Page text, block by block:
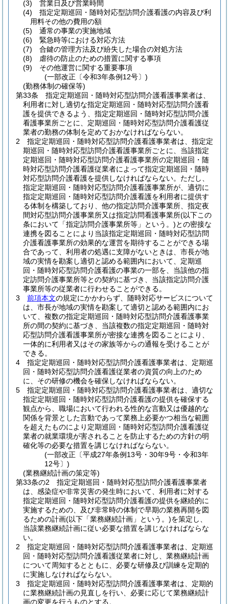
(3)
営業日及び営業時間
(4)
指定定期巡回・随時対応型訪問介護看護の内容及び利
用料その他の費用の額
(5)
通常の事業の実施地域
(6)
緊急時等における対応方法
(7)
合鍵の管理方法及び紛失した場合の対処方法
(8)
虐待の防止のための措置に関する事項
(9)
その他運営に関する重要事項
(一部改正〔令和3年条例12号〕)
(勤務体制の確保等)
第33条
指定定期巡回・随時対応型訪問介護看護事業者は、
利用者に対し適切な指定定期巡回・随時対応型訪問介護看
護を提供できるよう、指定定期巡回・随時対応型訪問介護
看護事業所ごとに、定期巡回・随時対応型訪問介護看護従
業者の勤務の体制を定めておかなければならない。
2
指定定期巡回・随時対応型訪問介護看護事業者は、指定定
期巡回・随時対応型訪問介護看護事業所ごとに、当該指定
定期巡回・随時対応型訪問介護看護事業所の定期巡回・随
時対応型訪問介護看護従業者によって指定定期巡回・随時
対応型訪問介護看護を提供しなければならない。 ただし、
指定定期巡回・随時対応型訪問介護看護事業所が、適切に
指定定期巡回・随時対応型訪問介護看護を利用者に提供す
る体制を構築しており、他の指定訪問介護事業所、指定夜
間対応型訪問介護事業所又は指定訪問看護事業所(以下この
条において「指定訪問介護事業所等」という。)との密接な
連携を図ることにより当該指定定期巡回・随時対応型訪問
介護看護事業所の効果的な運営を期待することができる場
合であって、利用者の処遇に支障がないときは、市長が地
域の実情を勘案し適切と認める範囲内において、定期巡
回・随時対応型訪問介護看護の事業の一部を、当該他の指
定訪問介護事業所等との契約に基づき、当該指定訪問介護
事業所等の従業者に行わせることができる。
3
前項本文の規定にかかわらず、随時対応サービスについて
は、市長が地域の実情を勘案して適切と認める範囲内にお
いて、複数の指定定期巡回・随時対応型訪問介護看護事業
所の間の契約に基づき、当該複数の指定定期巡回・随時対
応型訪問介護看護事業所が密接な連携を図ることにより、
一体的に利用者又はその家族等からの通報を受けることが
できる。
4
指定定期巡回・随時対応型訪問介護看護事業者は、定期巡
回・随時対応型訪問介護看護従業者の資質の向上のため
に、その研修の機会を確保しなければならない。
5
指定定期巡回・随時対応型訪問介護看護事業者は、適切な
指定定期巡回・随時対応型訪問介護看護の提供を確保する
観点から、職場において行われる性的な言動又は優越的な
関係を背景とした言動であって業務上必要かつ相当な範囲
を超えたものにより定期巡回・随時対応型訪問介護看護従
業者の就業環境が害されることを防止するための方針の明
確化等の必要な措置を講じなければならない。
(一部改正〔平成27年条例13号・30年9号・令和3年
12号〕)
(業務継続計画の策定等)
第33条の2
指定定期巡回・随時対応型訪問介護看護事業者
は、感染症や非常災害の発生時において、利用者に対する
指定定期巡回・随時対応型訪問介護看護の提供を継続的に
実施するための、及び非常時の体制で早期の業務再開を図
るための計画(以下「業務継続計画」という。)を策定し、
当該業務継続計画に従い必要な措置を講じなければならな
い。
2
指定定期巡回・随時対応型訪問介護看護事業者は、定期巡
回・随時対応型訪問介護看護従業者に対し、業務継続計画
について周知するとともに、必要な研修及び訓練を定期的
に実施しなければならない。
3
指定定期巡回・随時対応型訪問介護看護事業者は、定期的
に業務継続計画の見直しを行い、必要に応じて業務継続計
画の変更を行うものとする。